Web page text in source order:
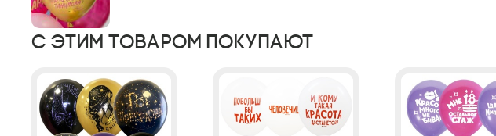
С этим товаром покупают